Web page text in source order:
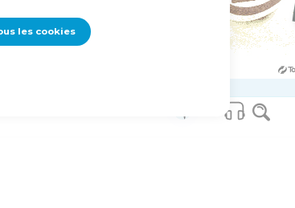
et il prit sa femme chez lui,
ait mis au monde un fils [premier-né]
les cookies